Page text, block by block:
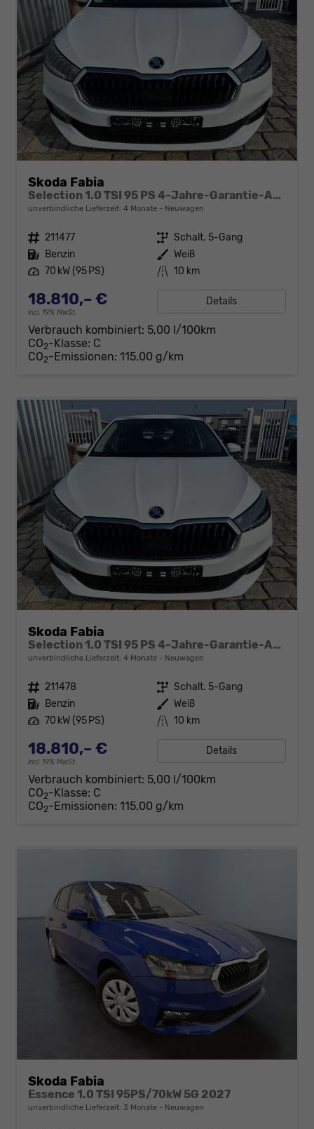
Skoda Fabia
Selection 1.0 TSI 95 PS 4-Jahre-Garantie-AppleCarPlay-AndroidAuto-LED-PDC-Sitzheizung-DAB-Klima
unverbindliche Lieferzeit: 4 Monate Neuwagen
Fahrzeugnr. 211477 Getriebe Schalt. 5-Gang
Kraftstoff Benzin Außenfarbe Weiß
Leistung 70 kW (95 PS) Kilometerstand 10 km
18.810,– €
incl. 19% MwSt.
Details
Verbrauch kombiniert: 5,00 l/100km
CO2-Klasse: C
CO2-Emissionen: 115,00 g/km
Skoda Fabia
Selection 1.0 TSI 95 PS 4-Jahre-Garantie-AppleCarPlay-AndroidAuto-LED-PDC-Sitzheizung-DAB-Klima
unverbindliche Lieferzeit: 4 Monate Neuwagen
Fahrzeugnr. 211478 Getriebe Schalt. 5-Gang
Kraftstoff Benzin Außenfarbe Weiß
Leistung 70 kW (95 PS) Kilometerstand 10 km
18.810,– €
incl. 19% MwSt.
Details
Verbrauch kombiniert: 5,00 l/100km
CO2-Klasse: C
CO2-Emissionen: 115,00 g/km
Skoda Fabia
Essence 1.0 TSI 95PS/70kW 5G 2027
unverbindliche Lieferzeit: 3 Monate Neuwagen